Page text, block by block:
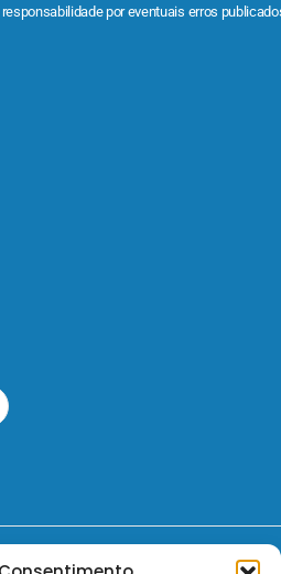
por eventuais erros
- ElectroMatos - Todos os direitos reservados.